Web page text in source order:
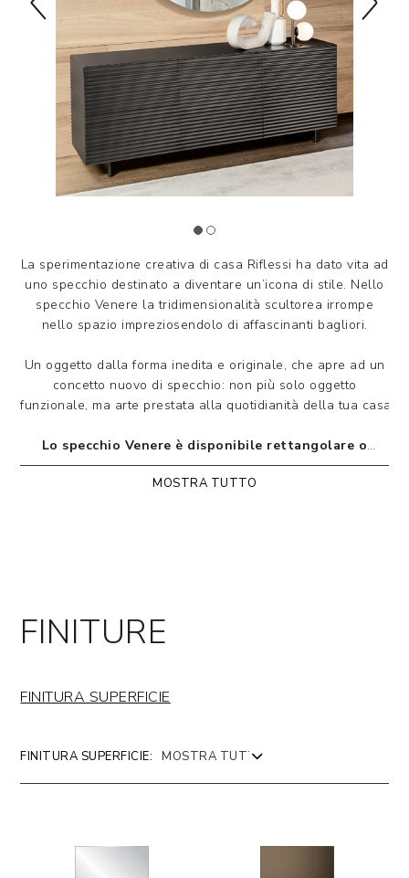
La sperimentazione creativa di casa Riflessi ha dato vita ad
uno specchio destinato a diventare un’icona di stile. Nello
specchio Venere la tridimensionalità scultorea irrompe
nello spazio impreziosendolo di affascinanti bagliori.
Un oggetto dalla forma inedita e originale, che apre ad un
concetto nuovo di specchio: non più solo oggetto
funzionale, ma arte prestata alla quotidianità della tua casa.
Lo specchio Venere è disponibile rettangolare o
rotondo, in cristallo fuso specchiante o specchiante
MOSTRA TUTTO
FINITURE
FINITURA SUPERFICIE
FINITURA SUPERFICIE: